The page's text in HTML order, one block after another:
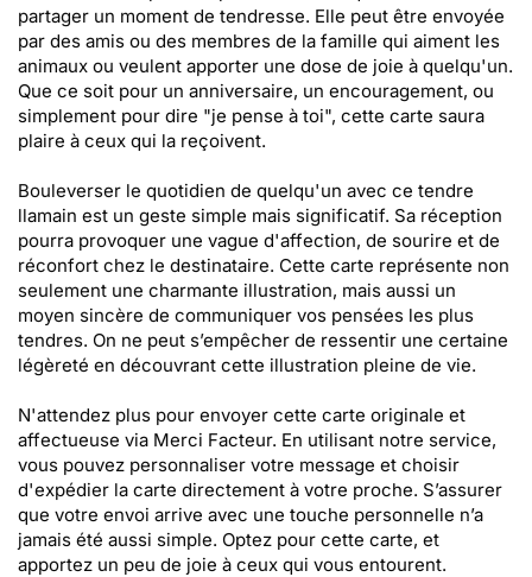
partager un moment de tendresse. Elle peut être envoyée
par des amis ou des membres de la famille qui aiment les
animaux ou veulent apporter une dose de joie à quelqu'un.
Que ce soit pour un anniversaire, un encouragement, ou
simplement pour dire "je pense à toi", cette carte saura
plaire à ceux qui la reçoivent.
Bouleverser le quotidien de quelqu'un avec ce tendre
llamain est un geste simple mais significatif. Sa réception
pourra provoquer une vague d'affection, de sourire et de
réconfort chez le destinataire. Cette carte représente non
seulement une charmante illustration, mais aussi un
moyen sincère de communiquer vos pensées les plus
tendres. On ne peut s’empêcher de ressentir une certaine
légèreté en découvrant cette illustration pleine de vie.
N'attendez plus pour envoyer cette carte originale et
affectueuse via Merci Facteur. En utilisant notre service,
vous pouvez personnaliser votre message et choisir
d'expédier la carte directement à votre proche. S’assurer
que votre envoi arrive avec une touche personnelle n’a
jamais été aussi simple. Optez pour cette carte, et
apportez un peu de joie à ceux qui vous entourent.